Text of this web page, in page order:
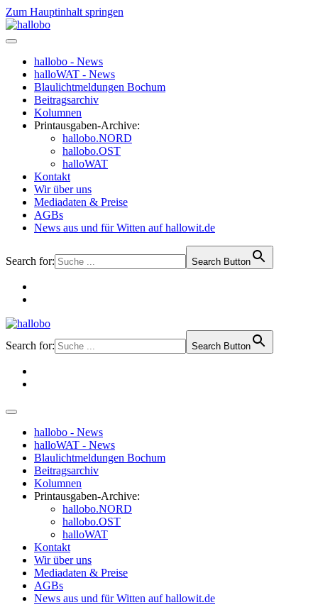
Zum Hauptinhalt springen
hallobo - News
halloWAT - News
Blaulichtmeldungen Bochum
Beitragsarchiv
Kolumnen
Printausgaben-Archive:
hallobo.NORD
hallobo.OST
halloWAT
Kontakt
Wir über uns
Mediadaten & Preise
AGBs
News aus und für Witten auf hallowit.de
Search for: Search Button
Search for: Search Button
hallobo - News
halloWAT - News
Blaulichtmeldungen Bochum
Beitragsarchiv
Kolumnen
Printausgaben-Archive:
hallobo.NORD
hallobo.OST
halloWAT
Kontakt
Wir über uns
Mediadaten & Preise
AGBs
News aus und für Witten auf hallowit.de